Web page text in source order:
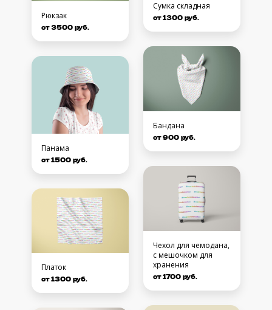
Рюкзак
от 3500 руб.
Панама
от 1500 руб.
Платок
от 1300 руб.
Сумка складная
от 1300 руб.
Бандана
от 900 руб.
Чехол для чемодана,
с мешочком для
хранения
от 1700 руб.